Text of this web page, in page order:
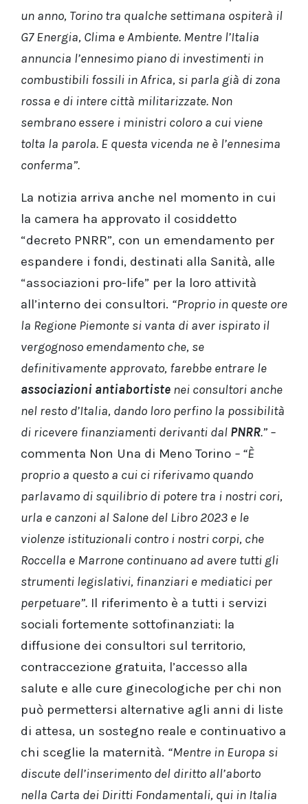
un anno, Torino tra qualche settimana ospiterà il
G7 Energia, Clima e Ambiente. Mentre l’Italia
annuncia l’ennesimo piano di investimenti in
combustibili fossili in Africa, si parla già di zona
rossa e di intere città militarizzate. Non
sembrano essere i ministri coloro a cui viene
tolta la parola. E questa vicenda ne è l’ennesima
conferma”.
La notizia arriva anche nel momento in cui
la camera ha approvato il cosiddetto
“decreto PNRR”, con un emendamento per
espandere i fondi, destinati alla Sanità, alle
“associazioni pro-life” per la loro attività
all’interno dei consultori. “Proprio in queste ore
la Regione Piemonte si vanta di aver ispirato il
vergognoso emendamento che, se
definitivamente approvato, farebbe entrare le
associazioni antiabortiste nei consultori anche
nel resto d’Italia, dando loro perfino la possibilità
di ricevere finanziamenti derivanti dal PNRR.” –
commenta Non Una di Meno Torino – “È
proprio a questo a cui ci riferivamo quando
parlavamo di squilibrio di potere tra i nostri cori,
urla e canzoni al Salone del Libro 2023 e le
violenze istituzionali contro i nostri corpi, che
Roccella e Marrone continuano ad avere tutti gli
strumenti legislativi, finanziari e mediatici per
perpetuare”. Il riferimento è a tutti i servizi
sociali fortemente sottofinanziati: la
diffusione dei consultori sul territorio,
contraccezione gratuita, l’accesso alla
salute e alle cure ginecologiche per chi non
può permettersi alternative agli anni di liste
di attesa, un sostegno reale e continuativo a
chi sceglie la maternità. “Mentre in Europa si
discute dell’inserimento del diritto all’aborto
nella Carta dei Diritti Fondamentali, qui in Italia